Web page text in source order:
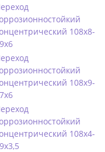
108х8-
108х9-
108х4-